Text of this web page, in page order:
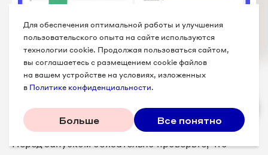
Для обеспечения оптимальной работы и улучшения
пользовательского опыта на сайте используются
технологии cookie. Продолжая пользоваться сайтом,
вы соглашаетесь с размещением cookie файлов
на вашем устройстве на условиях, изложенных
в Политике конфиденциальности.
Больше Все понятно
Дашборды в интерфейсе UIS
данных
Перед запуском обязательно проверьте, что